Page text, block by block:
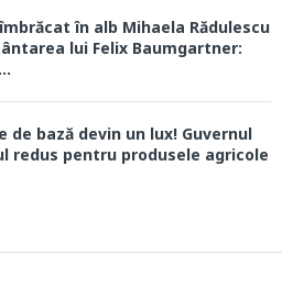
în alb Mihaela Rădulescu
lui Felix Baumgartner:
de bază devin un lux! Guvernul
redus pentru produsele agricole